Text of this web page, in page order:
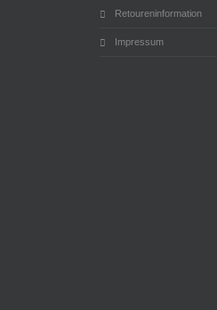
Retoureninformation
Impressum